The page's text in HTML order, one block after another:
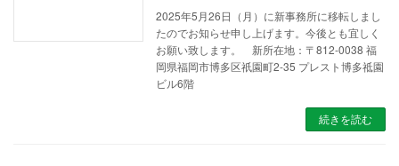
2025年5月26日（月）に新事務所に移転しまし
たのでお知らせ申し上げます。今後とも宜しく
お願い致します。 新所在地：〒812-0038 福
岡県福岡市博多区祇園町2-35 プレスト博多祗園
ビル6階
続きを読む